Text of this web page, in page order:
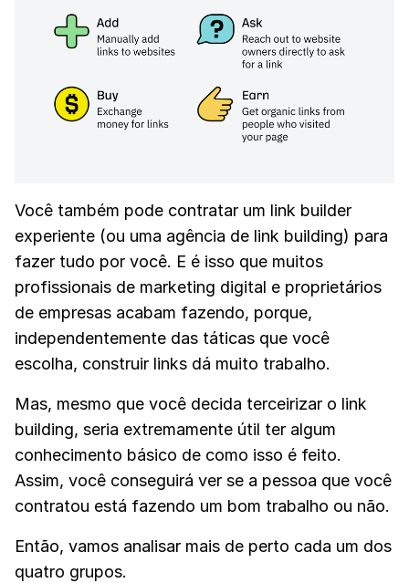
Você também pode contratar um link builder
experiente (ou uma agência de link building) para
fazer tudo por você. E é isso que muitos
profissionais de marketing digital e proprietários
de empresas acabam fazendo, porque,
independentemente das táticas que você
escolha, construir links dá muito trabalho.
Mas, mesmo que você decida terceirizar o link
building, seria extremamente útil ter algum
conhecimento básico de como isso é feito.
Assim, você conseguirá ver se a pessoa que você
contratou está fazendo um bom trabalho ou não.
Então, vamos analisar mais de perto cada um dos
quatro grupos.